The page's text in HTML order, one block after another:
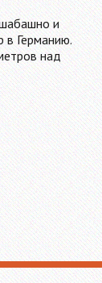
и
в Германию.
над